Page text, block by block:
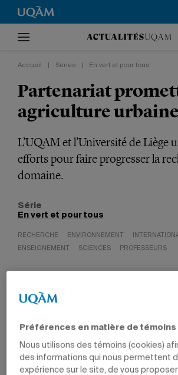
Accueil Séries En vert et pour tous
Partenariat
agriculture urbaine
L’UQAM et l’Université de Liège
efforts pour faire progresser la
domaine.
Série
En vert et pour tous
RECHERCHE ENVIRONNEMENT
ENSEIGNEMENT
SCIENCES PROFESSEURS
Mis à jour le 19 avril 2021 à 10 h 04
Préférences en matière de témoins
Nous utilisons des témoins (cookies)
des informations qui nous permettent
expérience sur le site, de vous